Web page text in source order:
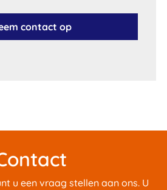
contact op
u een vraag stellen aan ons. U